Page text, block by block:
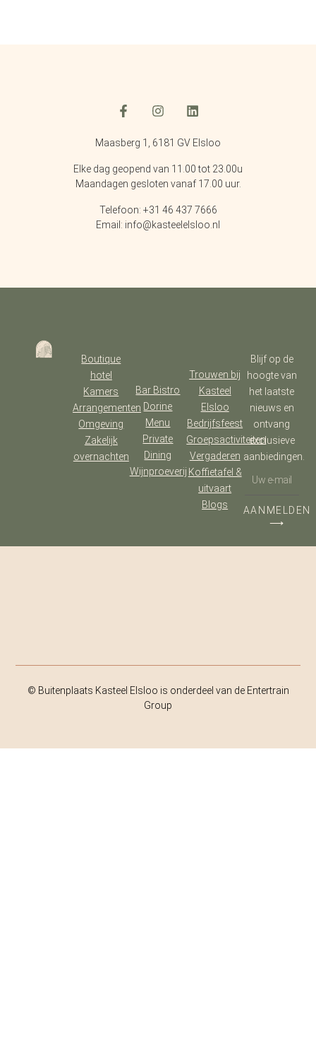
Maasberg 1, 6181 GV Elsloo
Elke dag geopend van 11.00 tot 23.00u
Maandagen gesloten vanaf 17.00 uur.
Telefoon: +31 46 437 7666
Email: info@kasteelelsloo.nl
Boutique
hotel
Kamers
Arrangementen
Omgeving
Zakelijk
overnachten
Bar Bistro
Dorine
Menu
Private
Dining
Wijnproeverij
Trouwen bij
Kasteel
Elsloo
Bedrijfsfeest
Groepsactiviteiten
Vergaderen
Koffietafel &
uitvaart
Blogs
Blijf op de
hoogte van
het laatste
nieuws en
ontvang
exclusieve
aanbiedingen.
AANMELDEN
⟶
© Buitenplaats Kasteel Elsloo is onderdeel van de Entertrain
Group